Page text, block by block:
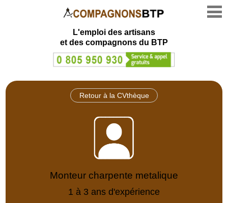
L'emploi des artisans
et des compagnons du BTP
Retour à la CVthèque
Monteur charpente metalique
1 à 3 ans d'expérience